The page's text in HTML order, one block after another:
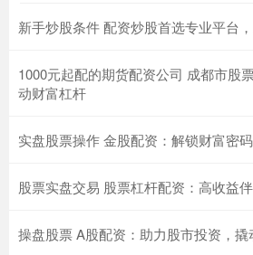
新手炒股条件 配资炒股首选专业平台
1000元起配的期货配资公司 成都市股
动财富杠杆
实盘股票操作 金股配资：解锁财富密
股票实盘交易 股票杠杆配资：高收益
操盘股票 A股配资：助力股市投资，